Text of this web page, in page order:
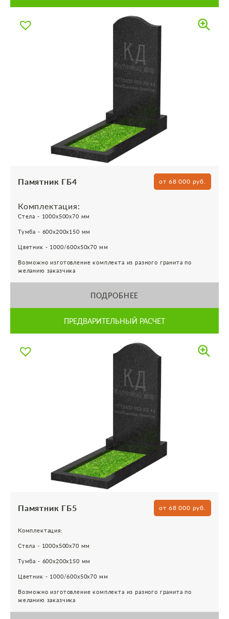
Памятник ГБ4 от 68 000 руб.
Комплектация:
Стела - 1000х500х70 мм
Тумба - 600х200х150 мм
Цветник - 1000/600х50х70 мм
Возможно изготовление комплекта из разного гранита по
желанию заказчика
ПОДРОБНЕЕ
ПРЕДВАРИТЕЛЬНЫЙ РАСЧЕТ
Памятник ГБ5 от 68 000 руб.
Комплектация:
Стела - 1000х500х70 мм
Тумба - 600х200х150 мм
Цветник - 1000/600х50х70 мм
Возможно изготовление комплекта из разного гранита по
желанию заказчика